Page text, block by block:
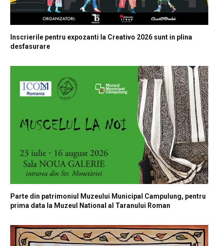
Inscrierile pentru expozanti la Creativo 2026 sunt in plina
desfasurare
Parte din patrimoniul Muzeului Municipal Campulung, pentru
prima data la Muzeul National al Taranului Roman